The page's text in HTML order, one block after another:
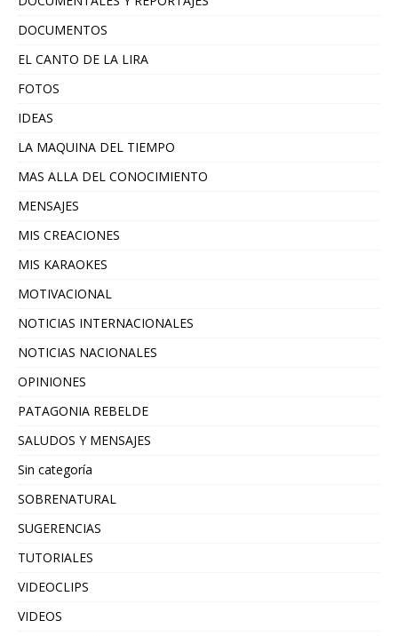
DOCUMENTOS
EL CANTO DE LA LIRA
FOTOS
IDEAS
LA MAQUINA DEL TIEMPO
MAS ALLA DEL CONOCIMIENTO
MENSAJES
MIS CREACIONES
MIS KARAOKES
MOTIVACIONAL
NOTICIAS INTERNACIONALES
NOTICIAS NACIONALES
OPINIONES
PATAGONIA REBELDE
SALUDOS Y MENSAJES
Sin categoría
SOBRENATURAL
SUGERENCIAS
TUTORIALES
VIDEOCLIPS
VIDEOS